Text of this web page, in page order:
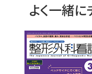
よく一緒に